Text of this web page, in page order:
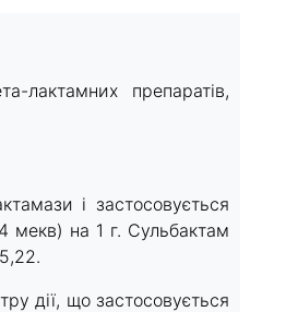
лактамних препаратів,
і застосовується
мекв) на 1 г. Сульбактам
дії, що застосовується